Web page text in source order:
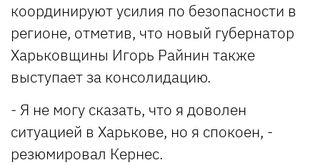
координируют усилия по безопасности в
регионе, отметив, что новый губернатор
Харьковщины Игорь Райнин также
выступает за консолидацию.
- Я не могу сказать, что я доволен
ситуацией в Харькове, но я спокоен, -
резюмировал Кернес.